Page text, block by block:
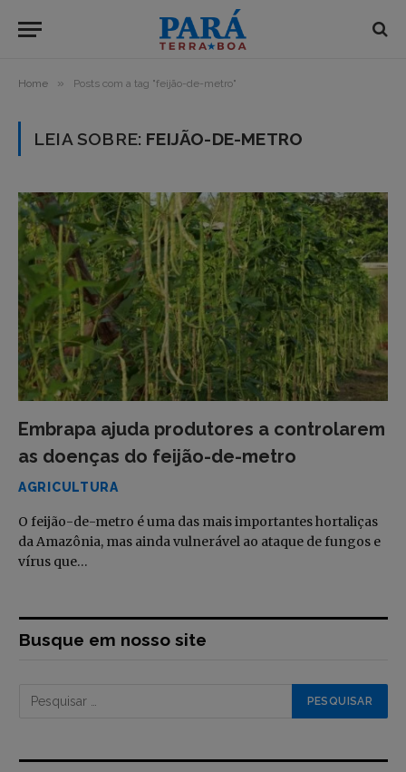
Home » Posts com a tag "feijão-de-metro"
LEIA SOBRE: FEIJÃO-DE-METRO
Embrapa ajuda produtores a controlarem
as doenças do feijão-de-metro
AGRICULTURA
O feijão-de-metro é uma das mais importantes hortaliças
da Amazônia, mas ainda vulnerável ao ataque de fungos e
vírus que…
Busque em nosso site